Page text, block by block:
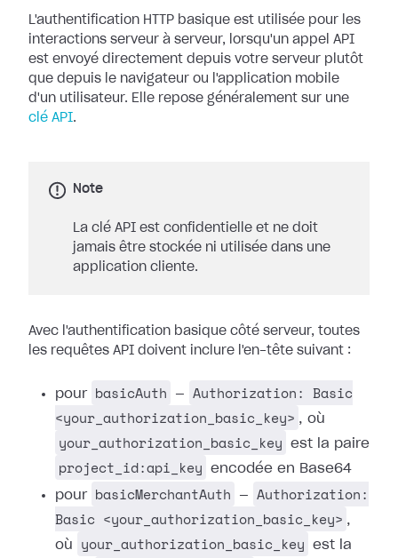
L'authentification HTTP basique est utilisée pour les
interactions serveur à serveur, lorsqu'un appel API
est envoyé directement depuis votre serveur plutôt
que depuis le navigateur ou l'application mobile
d'un utilisateur. Elle repose généralement sur une
clé API.
Note
La clé API est confidentielle et ne doit
jamais être stockée ni utilisée dans une
application cliente.
Avec l'authentification basique côté serveur, toutes
les requêtes API doivent inclure l'en-tête suivant :
pour basicAuth —
Authorization: Basic
<your_authorization_basic_key> , où
your_authorization_basic_key est la paire
project_id:api_key
encodée en Base64
pour basicMerchantAuth —
Authorization:
Basic <your_authorization_basic_key> ,
où
your_authorization_basic_key
est la